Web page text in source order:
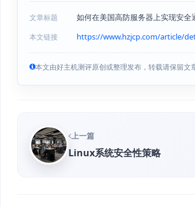
文章标题 如何在美国高防服务器上实现安全
本文链接 https://www.hzjcp.com/article/
本文由好主机测评原创或整理发布，转载请保留文
上一篇
Linux系统安全性策略